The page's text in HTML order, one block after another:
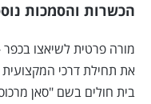
הכשרות והסמכות
מורה פרטית לשיאצו בכפר -
את תחילת דרכי
בית חולים בשם "סאן